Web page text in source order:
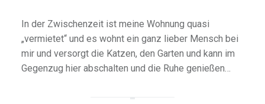
In der Zwischenzeit ist meine Wohnung quasi
„vermietet“ und es wohnt ein ganz lieber Mensch bei
mir und versorgt die Katzen, den Garten und kann im
Gegenzug hier abschalten und die Ruhe genießen…